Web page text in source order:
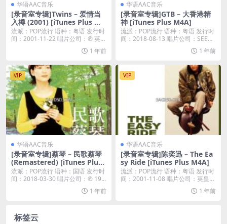
华语AAC音乐
[录音室专辑]Twins – 爱情当
入樽 (2001) [iTunes Plus M4
A]
流派：POP流行 语种：粤语 发行时
间：2001-11-22 唱片公司：℗ 英
1 年前
华语AAC音乐
[录音室专辑]GTB – 大香港精
神 [iTunes Plus M4A]
流派：POP流行 语种：粤语 发行时
间：2018-08-13 唱片公司：SEE
1 年前
VIP
华语AAC音乐
[录音室专辑]蔡琴 – 民歌蔡琴
(Remastered) [iTunes Plus
M4A]
流派：POP流行 语种：国语 发行时
间：2018-03-30 唱片公司：℗ 19...
1 年前
VIP
华语AAC音乐
[录音室专辑]陈奕迅 – The Ea
sy Ride [iTunes Plus M4A]
流派：POP流行 语种：粤语 发行时
间：2001-11-08 唱片公司：英皇唱
1 年前
标签云